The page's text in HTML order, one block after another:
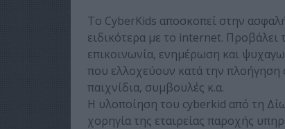
Το CyberKids αποσκοπεί στην
ειδικότερα με το internet. Προβάλει
επικοινωνία, ενημέρωση και
που ελλοχεύουν κατά την πλοήγηση
παιχνίδια, συμβουλές κ.α.
Η υλοποίηση του cyberkid από τη
χορηγία της εταιρείας παροχής